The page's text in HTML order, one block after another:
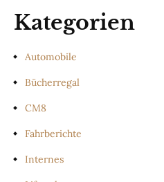
Kategorien
Automobile
Bücherregal
CM8
Fahrberichte
Internes